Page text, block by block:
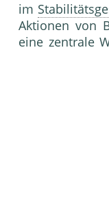
im
Aktionen von
eine zentrale